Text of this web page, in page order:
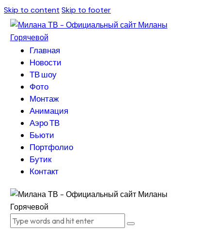
Skip to content Skip to footer
Главная
Новости
ТВ шоу
Фото
Монтаж
Анимация
Аэро ТВ
Бьюти
Портфолио
Бутик
Контакт